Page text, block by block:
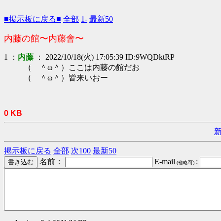
■掲示板に戻る■ 全部 1- 最新50
内藤の館〜内藤會〜
1 ： 内藤 ： 2022/10/18(火) 17:05:39 ID:9WQDktRP
（ ＾ω＾）ここは内藤の館だお
（ ＾ω＾）皆来いおー
0 KB
掲示板に戻る 全部 次100 最新50
名前：
E-mail (省略可) :